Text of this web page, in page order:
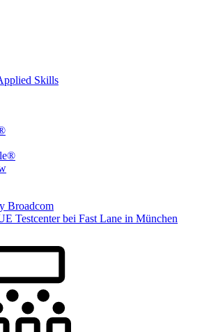
Skills
Broadcom
Testcenter bei Fast Lane in München